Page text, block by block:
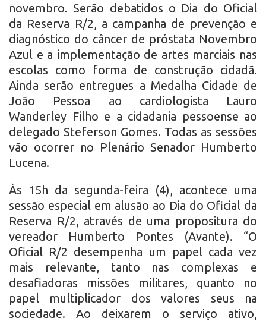
novembro. Serão debatidos o Dia do Oficial
da Reserva R/2, a campanha de prevenção e
diagnóstico do câncer de próstata Novembro
Azul e a implementação de artes marciais nas
escolas como forma de construção cidadã.
Ainda serão entregues a Medalha Cidade de
João Pessoa ao cardiologista Lauro
Wanderley Filho e a cidadania pessoense ao
delegado Steferson Gomes. Todas as sessões
vão ocorrer no Plenário Senador Humberto
Lucena.
Às 15h da segunda-feira (4), acontece uma
sessão especial em alusão ao Dia do Oficial da
Reserva R/2, através de uma propositura do
vereador Humberto Pontes (Avante). “O
Oficial R/2 desempenha um papel cada vez
mais relevante, tanto nas complexas e
desafiadoras missões militares, quanto no
papel multiplicador dos valores seus na
sociedade. Ao deixarem o serviço ativo,